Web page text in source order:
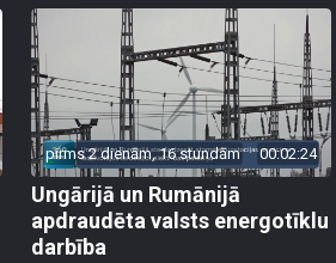
pirms 2 dienām, 16 stundām 00:02:24
Ungārijā un Rumānijā
apdraudēta valsts energotīklu
darbība